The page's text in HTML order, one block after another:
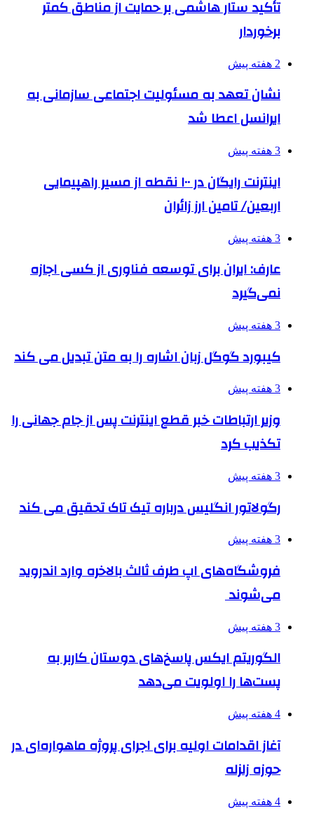
تأکید ستار هاشمی بر حمایت از مناطق کمتر
برخوردار
2 هفته پیش
نشان تعهد به مسئولیت اجتماعی سازمانی به
ایرانسل اعطا شد
3 هفته پیش
اینترنت رایگان در ۱۰۰ نقطه از مسیر راهپیمایی
اربعین/ تامین ارز زائران
3 هفته پیش
عارف: ایران برای توسعه فناوری از کسی اجازه
نمی‌گیرد
3 هفته پیش
کیبورد گوگل زبان اشاره را به متن تبدیل می کند
3 هفته پیش
وزیر ارتباطات خبر قطع اینترنت پس از جام جهانی را
تکذیب کرد
3 هفته پیش
رگولاتور انگلیس درباره تیک تاک تحقیق می کند
3 هفته پیش
فروشگاه‌های اپ طرف ثالث بالاخره وارد اندروید
می‌شوند
3 هفته پیش
الگوریتم ایکس پاسخ‌های دوستان کاربر به
پست‌ها را اولویت می‌دهد
4 هفته پیش
آغاز اقدامات اولیه برای اجرای پروژه ماهواره‌ای در
حوزه زلزله
4 هفته پیش